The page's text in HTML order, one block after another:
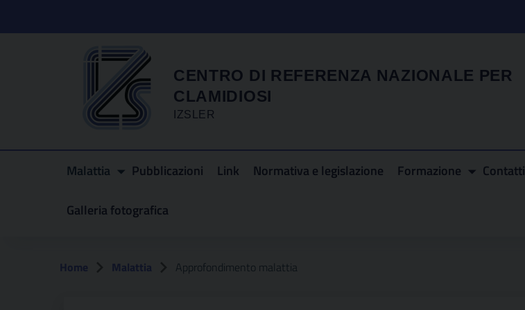
CENTRO DI REFERENZA NAZIONALE PER
CLAMIDIOSI
IZSLER
Malattia Pubblicazioni Link Normativa e legislazione Formazione Contatti
Galleria fotografica
Home Malattia Approfondimento malattia